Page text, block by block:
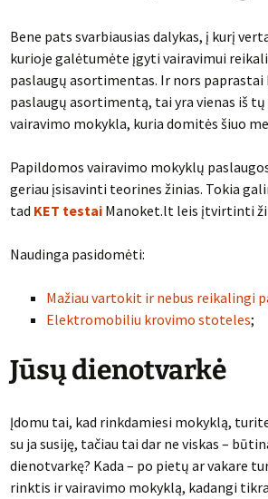
Bene pats svarbiausias dalykas, į kurį
kurioje galėtumėte įgyti vairavimui
paslaugų asortimentas. Ir nors
paslaugų asortimentą, tai yra vienas iš
vairavimo mokykla, kuria domitės šiuo
Papildomos vairavimo mokyklų
geriau įsisavinti teorines žinias. Tokia
tad KET testai Manoket.lt leis įtvirtinti
Naudinga pasidomėti:
Mažiau vartokit ir nebus reikalingi
Elektromobiliu krovimo stoteles;
Jūsų dienotvarkė
Įdomu tai, kad rinkdamiesi mokyklą,
su ja susiję, tačiau tai dar ne viskas –
dienotvarkę? Kada – po pietų ar vakare
rinktis ir vairavimo mokyklą, kadangi